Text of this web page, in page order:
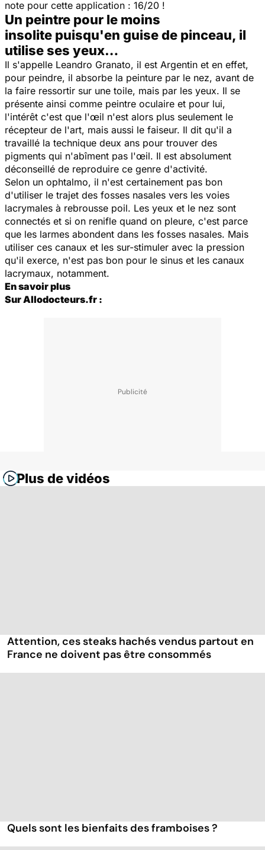
note pour cette application : 16/20 !
Un peintre pour le moins
insolite puisqu'en guise de pinceau, il
utilise ses yeux…
Il s'appelle Leandro Granato, il est Argentin et en effet,
pour peindre, il absorbe la peinture par le nez, avant de
la faire ressortir sur une toile, mais par les yeux. Il se
présente ainsi comme peintre oculaire et pour lui,
l'intérêt c'est que l'œil n'est alors plus seulement le
récepteur de l'art, mais aussi le faiseur. Il dit qu'il a
travaillé la technique deux ans pour trouver des
pigments qui n'abîment pas l'œil. Il est absolument
déconseillé de reproduire ce genre d'activité.
Selon un ophtalmo, il n'est certainement pas bon
d'utiliser le trajet des fosses nasales vers les voies
lacrymales à rebrousse poil. Les yeux et le nez sont
connectés et si on renifle quand on pleure, c'est parce
que les larmes abondent dans les fosses nasales. Mais
utiliser ces canaux et les sur-stimuler avec la pression
qu'il exerce, n'est pas bon pour le sinus et les canaux
lacrymaux, notamment.
En savoir plus
Sur Allodocteurs.fr :
Plus de vidéos
Attention, ces steaks hachés vendus partout en
France ne doivent pas être consommés
Quels sont les bienfaits des framboises ?